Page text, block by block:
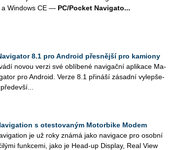
a Win­dows CE — PC/Po­cket Na­vi­ga­to...
8.1 pro Android přesnější pro kamiony
novou verzi své ob­lí­be­né na­vi­gač­ní apli­ka­ce Ma­
pro An­dro­id. Verze 8.1 při­ná­ší zá­sad­ní vy­lep­še­
s otestovaným Motorbike Modem
je už roky známá jako na­vi­ga­ce pro osob­ní
funk­ce­mi, jako je Head-up Dis­play, Real View